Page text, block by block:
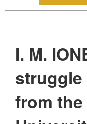
I. M.
struggle
from the